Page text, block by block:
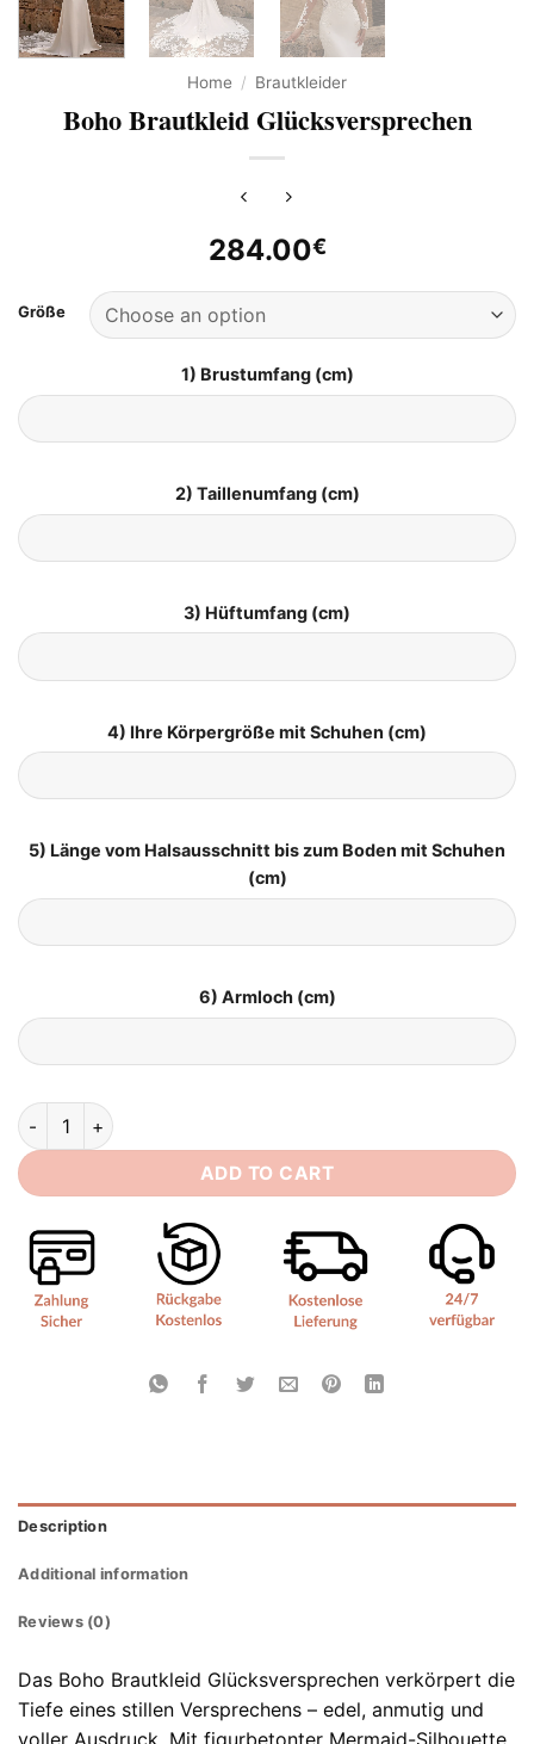
Home / Brautkleider
Boho Brautkleid Glücksversprechen
284.00€
Größe
1) Brustumfang (cm)
2) Taillenumfang (cm)
3) Hüftumfang (cm)
4) Ihre Körpergröße mit Schuhen (cm)
5) Länge vom Halsausschnitt bis zum Boden mit Schuhen
(cm)
6) Armloch (cm)
Boho Brautkleid Glücksversprechen quantity
ADD TO CART
Description
Additional information
Reviews (0)
Das Boho Brautkleid Glücksversprechen verkörpert die
Tiefe eines stillen Versprechens – edel, anmutig und